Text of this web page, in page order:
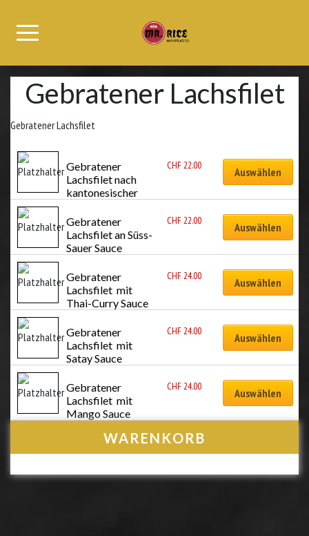
Gebratener Lachsfilet
Gebratener Lachsfilet
Gebratener
Lachsfilet nach
kantonesischer
CHF22.00 Auswählen
Gebratener
Lachsfilet an Süss-
Sauer Sauce
CHF22.00 Auswählen
Gebratener
Lachsfilet  mit
Thai-Curry Sauce
CHF24.00 Auswählen
Gebratener
Lachsfilet  mit
Satay Sauce
CHF24.00 Auswählen
Gebratener
Lachsfilet  mit
Mango Sauce
CHF24.00 Auswählen
WARENKORB